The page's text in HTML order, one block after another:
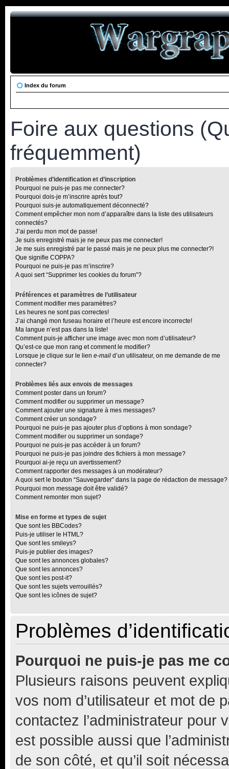
Index du forum
Foire aux questions
fréquemment)
Problèmes d’identification et d’inscription
Pourquoi ne puis-je pas me connecter?
Pourquoi dois-je m’inscrire après tout?
Pourquoi suis-je automatiquement déconnecté?
Comment empêcher mon nom d’apparaître dans la liste des utilisateurs
connectés?
J’ai perdu mon mot de passe!
Je suis enregistré mais je ne peux pas me connecter!
Je me suis enregistré par le passé mais je ne peux plus me connecter?!
Que signifie COPPA?
Pourquoi ne puis-je pas m’inscrire?
A quoi sert “Supprimer les cookies du forum”?
Préférences et paramètres de l’utilisateur
Comment modifier mes paramètres?
Les heures ne sont pas correctes!
J’ai changé mon fuseau horaire et l’heure est encore incorrecte!
Ma langue n’est pas dans la liste!
Comment puis-je afficher une image avec mon nom d’utilisateur?
Qu’est-ce que mon rang et comment le modifier?
Lorsque je clique sur le lien e-mail d’un utilisateur, on me demande de me
connecter?
Problèmes liés aux envois de messages
Comment poster dans un forum?
Comment modifier ou supprimer un message?
Comment ajouter une signature à mes messages?
Comment créer un sondage?
Pourquoi ne puis-je pas ajouter plus d’options à mon sondage?
Comment modifier ou supprimer un sondage?
Pourquoi ne puis-je pas accéder à un forum?
Pourquoi ne puis-je pas joindre des fichiers à mon message?
Pourquoi ai-je reçu un avertissement?
Comment rapporter des messages à un modérateur?
A quoi sert le bouton “Sauvegarder” dans la page de rédaction de message?
Pourquoi mon message doit être validé?
Comment remonter mon sujet?
Mise en forme et types de sujet
Que sont les BBCodes?
Puis-je utiliser le HTML?
Que sont les smileys?
Puis-je publier des images?
Que sont les annonces globales?
Que sont les annonces?
Que sont les post-it?
Que sont les sujets verrouillés?
Que sont les icônes de sujet?
Problèmes
Pourquoi ne puis-je pas me
Plusieurs raisons peuvent
vos nom d’utilisateur et mot de
contactez l’administrateur pour
est possible aussi que
de son côté, et qu’il soit